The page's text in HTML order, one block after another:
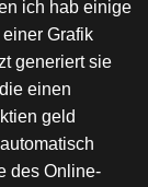
ich hab einige
Grafik
generiert sie
einen
geld
des Online-